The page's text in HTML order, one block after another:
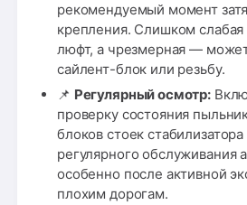
рекомендуемый момент
крепления. Слишком слабая
люфт, а чрезмерная —
сайлент-блок или резьбу.
📌 Регулярный осмотр:
проверку состояния
блоков стоек
регулярного обслуживания
особенно после активной
плохим дорогам.